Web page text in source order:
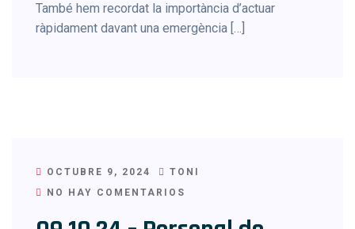
També hem recordat la importància d’actuar
ràpidament davant una emergència […]
OCTUBRE 9, 2024
TONI
NO HAY COMENTARIOS